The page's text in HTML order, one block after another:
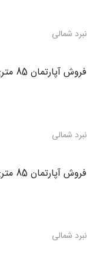
نبرد شمالی
فروش آپارتمان 85 متری
نبرد شمالی
فروش آپارتمان 85 متری
نبرد شمالی